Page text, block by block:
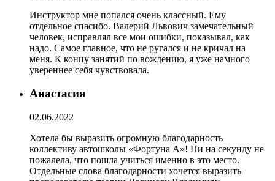
Инструктор мне попался очень классный. Ему
отдельное спасибо. Валерий Львович замечательный
человек, исправлял все мои ошибки, показывал, как
надо. Самое главное, что не ругался и не кричал на
меня. К концу занятий по вождению, я уже намного
увереннее себя чувствовала.
Анастасия
02.06.2022
Хотела бы выразить огромную благодарность
коллективу автошколы «Фортуна А»! Ни на секунду не
пожалела, что пошла учиться именно в это место.
Отдельные слова благодарности хочется выразить